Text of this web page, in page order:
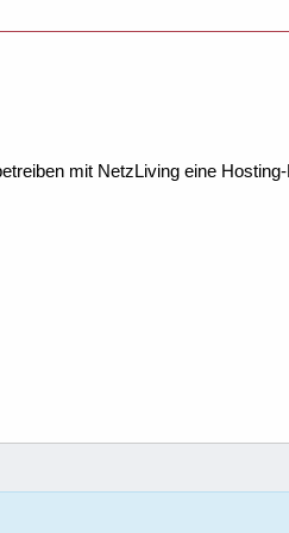
mit NetzLiving eine